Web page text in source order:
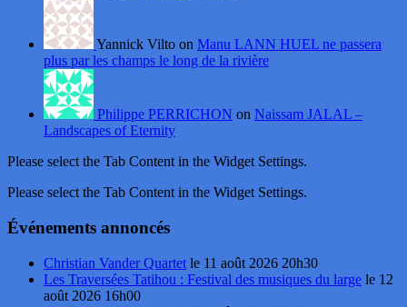
Yannick Vilto on Manu LANN HUEL ne passera
plus par les champs le long de la rivière
Philippe PERRICHON on Naissam JALAL –
Landscapes of Eternity
Please select the Tab Content in the Widget Settings.
Please select the Tab Content in the Widget Settings.
Événements annoncés
Christian Vander Quartet le 11 août 2026 20h30
Les Traversées Tatihou : Festival des musiques du large le 12
août 2026 16h00